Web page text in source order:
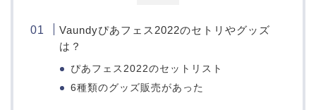
Vaundyぴあフェス2022のセトリやグッズ
は？
ぴあフェス2022のセットリスト
6種類のグッズ販売があった